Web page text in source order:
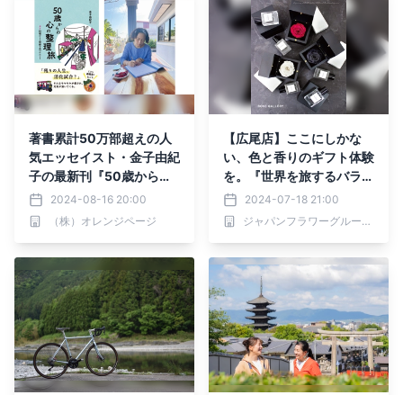
著書累計50万部超えの人
気エッセイスト・金子由紀
子の最新刊『50歳からの
心の整理旅』～通勤リュッ
クでタイへ“ぼっち旅”～
2024-08-16 20:00
（株）オレンジページ
【広尾店】ここにしかな
い、色と香りのギフト体験
を。『世界を旅するバラと
香り』｜ROSE GALLERY
×Boodeur
2024-07-18 21:00
ジャパンフラワーグループ株式会社